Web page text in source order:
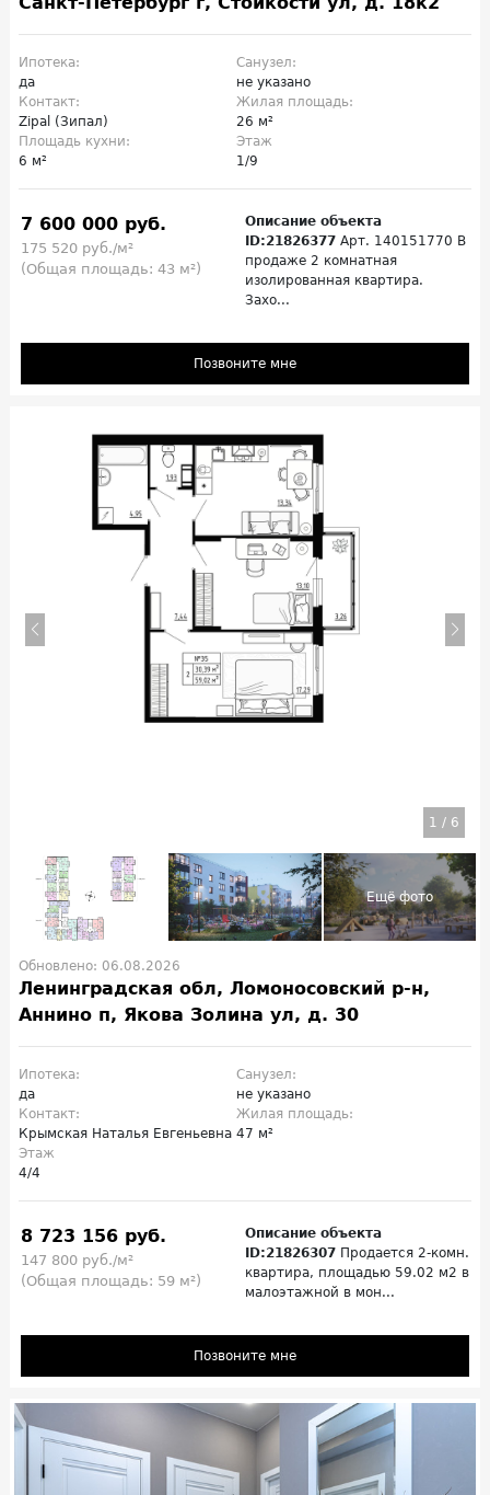
Ипотека:
да
Санузел:
не указано
Контакт:
Zipal (Зипал)
Жилая площадь:
26 м²
Площадь кухни:
6 м²
Этаж
1/9
7 600 000 руб.
175 520 руб./м²
(Общая площадь: 43 м²)
Описание объекта
ID:21826377 Арт. 140151770 В
продаже 2 комнатная
изолированная квартира.
Захо...
Позвоните мне
1 / 6
Обновлено: 06.08.2026
Ленинградская обл, Ломоносовский р-н,
Аннино п, Якова Золина ул, д. 30
Ипотека:
да
Санузел:
не указано
Контакт:
Крымская Наталья Евгеньевна
Жилая площадь:
47 м²
Этаж
4/4
8 723 156 руб.
147 800 руб./м²
(Общая площадь: 59 м²)
Описание объекта
ID:21826307 Продается 2-комн.
квартира, площадью 59.02 м2 в
малоэтажной в мон...
Позвоните мне